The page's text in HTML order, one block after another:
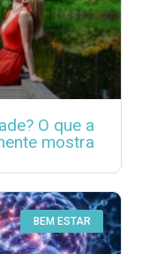
O que a
mostra
BEM ESTAR